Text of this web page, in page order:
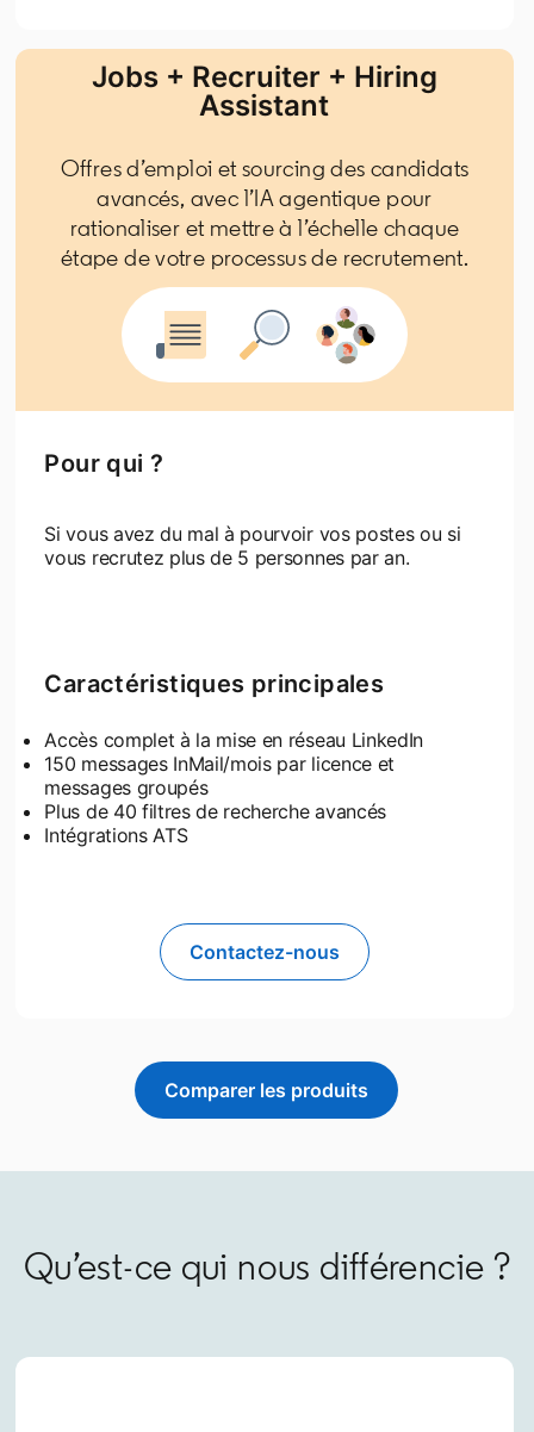
Jobs + Recruiter + Hiring
Assistant
Offres d’emploi et sourcing des candidats
avancés, avec l’IA agentique pour
rationaliser et mettre à l’échelle chaque
étape de votre processus de recrutement.
Pour qui ?
Si vous avez du mal à pourvoir vos postes ou si
vous recrutez plus de 5 personnes par an.
Caractéristiques principales
Accès complet à la mise en réseau LinkedIn
150 messages InMail/mois par licence et
messages groupés
Plus de 40 filtres de recherche avancés
Intégrations ATS
Contactez-nous
Comparer les produits
Qu’est-ce qui nous différencie ?